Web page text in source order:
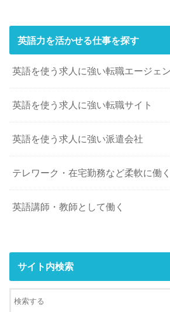
英語力を活かせる仕事を探す
英語を使う求人に強い転職エージェ
英語を使う求人に強い転職サイト
英語を使う求人に強い派遣会社
テレワーク・在宅勤務など柔軟に働く
英語講師・教師として働く
サイト内検索